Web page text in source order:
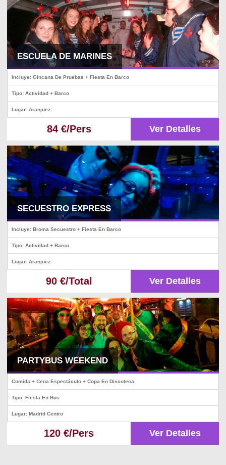
ESCUELA DE MARINES
Incluye: Gincana De Pruebas + Fiesta En Barco
Tipo: Actividad + Barco
Lugar: Aranjuez
84 €/Pers Ver Detalles
SECUESTRO EXPRESS
Incluye: Broma Secuestro + Fiesta En Barco
Tipo: Actividad + Barco
Lugar: Aranjuez
90 €/Total Ver Detalles
PARTYBUS WEEKEND
Comida + Cena Espectáculo + Copa En Discoteca
Tipo: Fiesta En Bus
Lugar: Madrid Centro
120 €/Pers Ver Detalles